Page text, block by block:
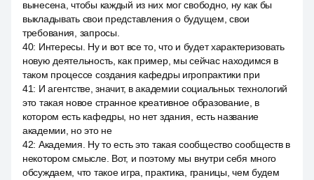
вынесена, чтобы каждый из них мог свободно, ну как бы
выкладывать свои представления о будущем, свои
требования, запросы.
40: Интересы. Ну и вот все то, что и будет характеризовать
новую деятельность, как пример, мы сейчас находимся в
таком процессе создания кафедры игропрактики при
41: И агентстве, значит, в академии социальных технологий
это такая новое странное креативное образование, в
котором есть кафедры, но нет здания, есть название
академии, но это не
42: Академия. Ну то есть это такая сообщество сообществ в
некотором смысле. Вот, и поэтому мы внутри себя много
обсуждаем, что такое игра, практика, границы, чем будем